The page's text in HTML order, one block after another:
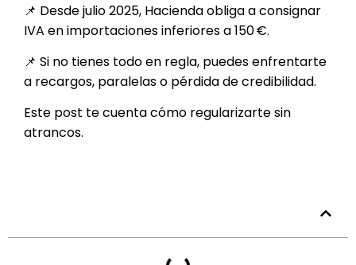
📌 Desde julio 2025, Hacienda obliga a consignar
IVA en importaciones inferiores a 150 €.
📌 Si no tienes todo en regla, puedes enfrentarte
a recargos, paralelas o pérdida de credibilidad.
Este post te cuenta cómo regularizarte sin
atrancos.